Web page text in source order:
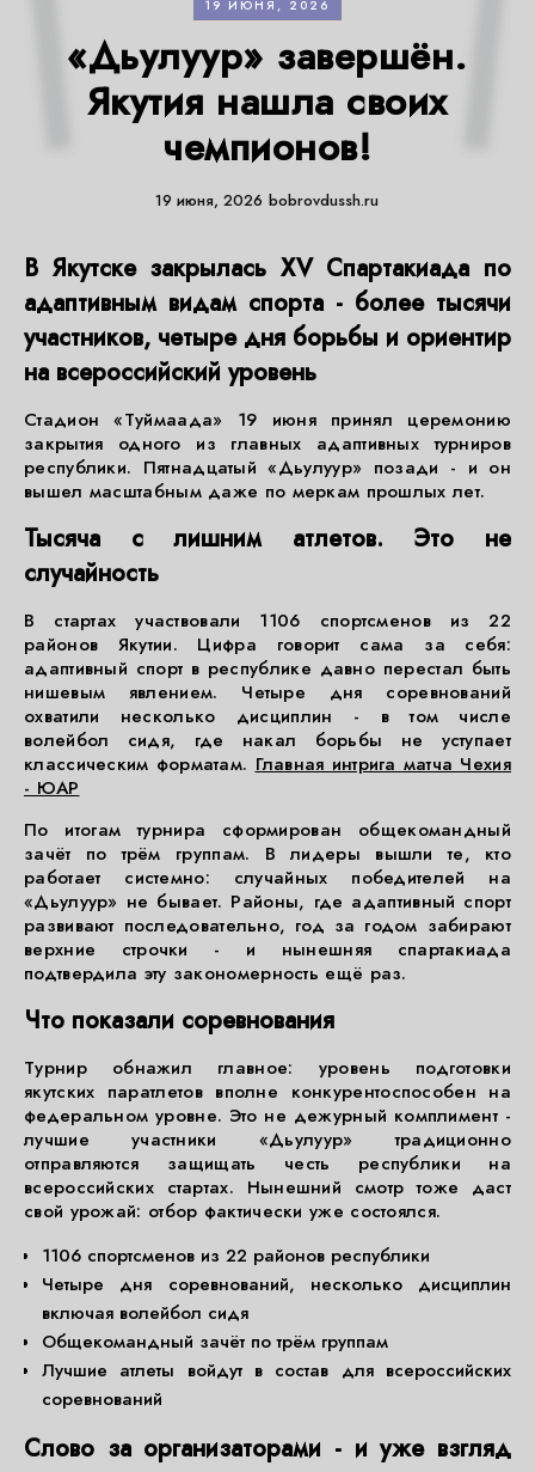
19 ИЮНЯ, 2026
«Дьулуур» завершён.
Якутия нашла своих
чемпионов!
19 июня, 2026 bobrovdussh.ru
В Якутске закрылась XV Спартакиада по
адаптивным видам спорта - более тысячи
участников, четыре дня борьбы и ориентир
на всероссийский уровень
Стадион «Туймаада» 19 июня принял церемонию
закрытия одного из главных адаптивных турниров
республики. Пятнадцатый «Дьулуур» позади - и он
вышел масштабным даже по меркам прошлых лет.
Тысяча с лишним атлетов. Это не
случайность
В стартах участвовали 1106 спортсменов из 22
районов Якутии. Цифра говорит сама за себя:
адаптивный спорт в республике давно перестал быть
нишевым явлением. Четыре дня соревнований
охватили несколько дисциплин - в том числе
волейбол сидя, где накал борьбы не уступает
классическим форматам. Главная интрига матча Чехия
- ЮАР
По итогам турнира сформирован общекомандный
зачёт по трём группам. В лидеры вышли те, кто
работает системно: случайных победителей на
«Дьулуур» не бывает. Районы, где адаптивный спорт
развивают последовательно, год за годом забирают
верхние строчки - и нынешняя спартакиада
подтвердила эту закономерность ещё раз.
Что показали соревнования
Турнир обнажил главное: уровень подготовки
якутских паратлетов вполне конкурентоспособен на
федеральном уровне. Это не дежурный комплимент -
лучшие участники «Дьулуур» традиционно
отправляются защищать честь республики на
всероссийских стартах. Нынешний смотр тоже даст
свой урожай: отбор фактически уже состоялся.
1106 спортсменов из 22 районов республики
Четыре дня соревнований, несколько дисциплин
включая волейбол сидя
Общекомандный зачёт по трём группам
Лучшие атлеты войдут в состав для всероссийских
соревнований
Слово за организаторами - и уже взгляд